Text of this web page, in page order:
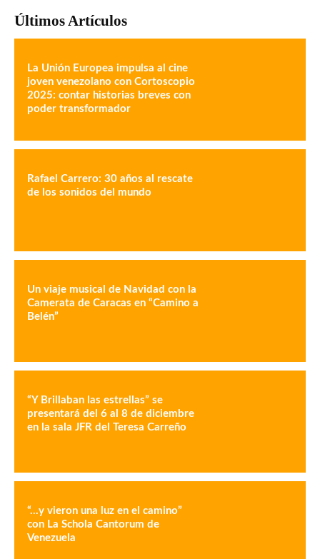
Últimos Artículos
La Unión Europea impulsa al cine
joven venezolano con Cortoscopio
2025: contar historias breves con
poder transformador
Rafael Carrero: 30 años al rescate
de los sonidos del mundo
Un viaje musical de Navidad con la
Camerata de Caracas en “Camino a
Belén”
“Y Brillaban las estrellas” se
presentará del 6 al 8 de diciembre
en la sala JFR del Teresa Carreño
“…y vieron una luz en el camino”
con La Schola Cantorum de
Venezuela